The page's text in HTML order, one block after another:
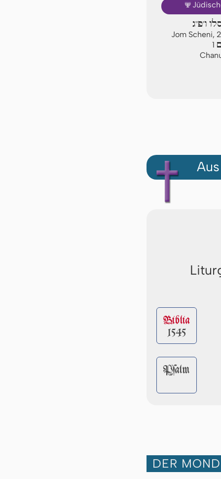
🕎
ו'פ"ג
Jom Scheni,
1
Biblia
1545
Pſalm
DER